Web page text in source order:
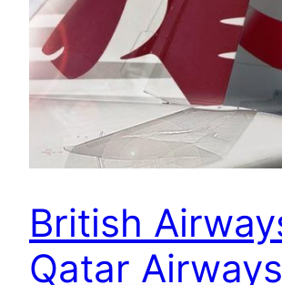
British
Qatar